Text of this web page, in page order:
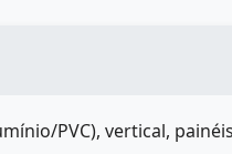
PVC), vertical,